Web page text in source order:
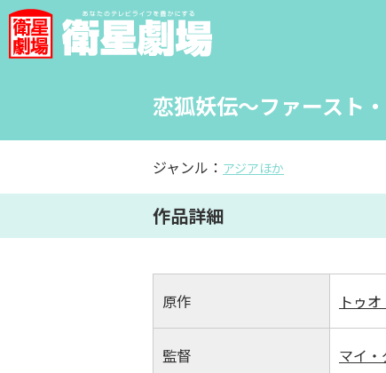
恋狐妖伝～ファースト
ジャンル： アジアほか
作品詳細
原作 トゥ
監督 マイ・